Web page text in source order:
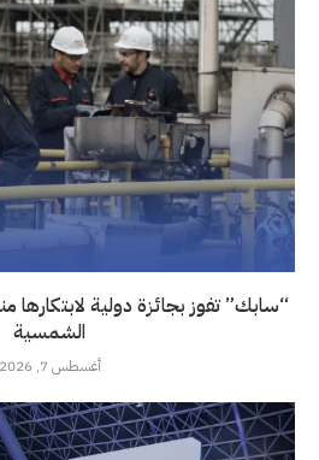
“سابك” تفوز بجائزة دولية
الشمسية
أغسطس 7, 2026